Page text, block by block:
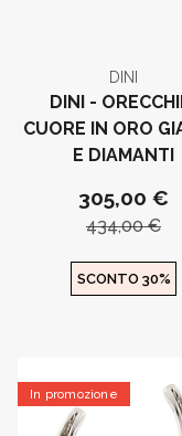
DINI
DINI -
CUORE IN ORO
E DIAMANTI
305,00 €
434,00 €
SCONTO 30%
In promozione